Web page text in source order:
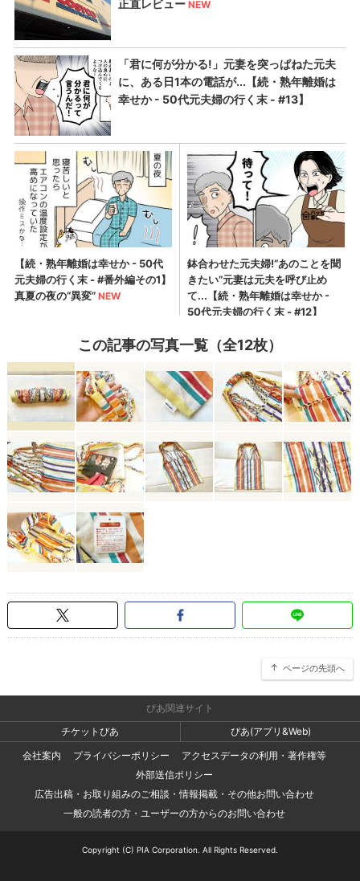
この記事の写真一覧（全12枚）
ページの先頭へ
ぴあ関連サイト
チケットぴあ
ぴあ(アプリ&Web)
会社案内
プライバシーポリシー
アクセスデータの利用・著作権等
外部送信ポリシー
広告出稿・お取り組みのご相談・情報掲載・その他お問い合わせ
一般の読者の方・ユーザーの方からのお問い合わせ
Copyright (C) PIA Corporation. All Rights Reserved.